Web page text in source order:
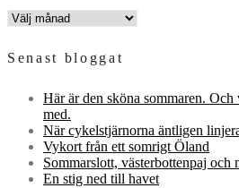
INLÄGGSARKIV
Senast bloggat
Här är den sköna sommaren.
med.
När cykelstjärnorna äntligen
Vykort från ett somrigt Öland
Sommarslott, västerbottenpaj och
En stig ned till havet